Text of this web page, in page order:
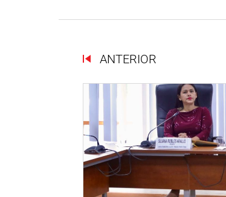
ANTERIOR